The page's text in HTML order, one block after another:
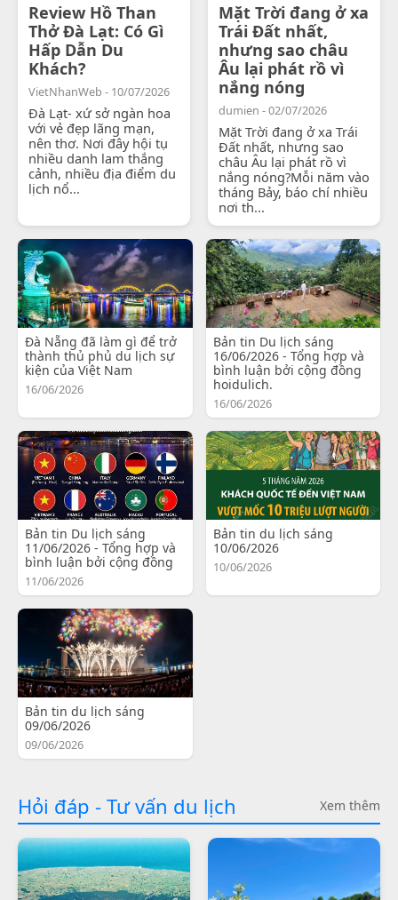
Review Hồ Than
Thở Đà Lạt: Có Gì
Hấp Dẫn Du
Khách?
VietNhanWeb - 10/07/2026
Đà Lạt- xứ sở ngàn hoa
với vẻ đẹp lãng mạn,
nên thơ. Nơi đây hội tụ
nhiều danh lam thắng
cảnh, nhiều địa điểm du
lịch nổ...
Mặt Trời đang ở xa
Trái Đất nhất,
nhưng sao châu
Âu lại phát rồ vì
nắng nóng
dumien - 02/07/2026
Mặt Trời đang ở xa Trái
Đất nhất, nhưng sao
châu Âu lại phát rồ vì
nắng nóng?Mỗi năm vào
tháng Bảy, báo chí nhiều
nơi th...
Đà Nẵng đã làm gì để trở
thành thủ phủ du lịch sự
kiện của Việt Nam
16/06/2026
Bản tin Du lịch sáng
16/06/2026 - Tổng hợp và
bình luận bởi cộng đồng
hoidulich.
16/06/2026
Bản tin Du lịch sáng
11/06/2026 - Tổng hợp và
bình luận bởi cộng đồng
11/06/2026
Bản tin du lịch sáng
10/06/2026
10/06/2026
Bản tin du lịch sáng
09/06/2026
09/06/2026
Hỏi đáp - Tư vấn du lịch Xem thêm